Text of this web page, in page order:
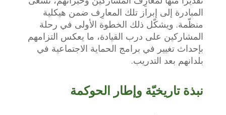
المبادرة إلى إبراز تلك المعارِف ضمن هيكلية
منظّمة. ويشكّل ذلك الخطوة الأولى في رحلة
المشاركين على درب القيادة، ما يعكس التزامهم
بإحداث تغيير في برامج الحماية الاجتماعية في
بلدانهم بعد التدريب.
نبذة تاريخيّة وإطار الحوكمة